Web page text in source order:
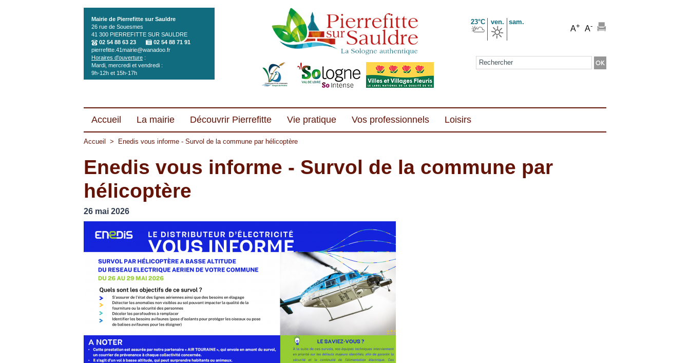
Mairie de Pierrefitte sur Sauldre
26 rue de Souesmes
41 300 PIERREFITTE SUR SAULDRE
02 54 88 63 23
02 54 88 71 91
pierrefitte.41mairie@wanadoo.fr
Horaires d'ouverture :
Mardi, mercredi et vendredi :
9h-12h et 15h-17h
23°C ven. sam.
A+ A-
Formulaire de recherche
Accueil La mairie Découvrir Pierrefitte Vie pratique Vos professionnels Loisirs
Accueil > Enedis vous informe - Survol de la commune par hélicoptère
Enedis vous informe - Survol de la commune par
hélicoptère
26 mai 2026